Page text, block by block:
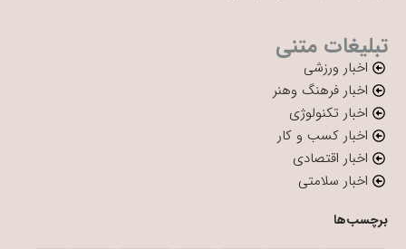
تبلیغات متنی
اخبار ورزشی
اخبار فرهنگ وهنر
اخبار تکنولوژی
اخبار کسب و کار
اخبار اقتصادی
اخبار سلامتی
برچسب‌ها